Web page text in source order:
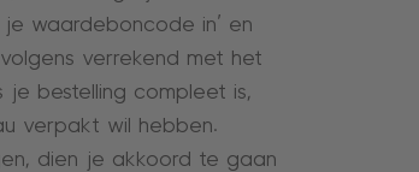
waardeboncode in’ en
verrekend met het
je bestelling compleet is,
verpakt wil hebben.
dien je akkoord te gaan